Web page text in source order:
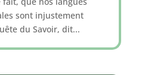
sont injustement
du Savoir, dit...